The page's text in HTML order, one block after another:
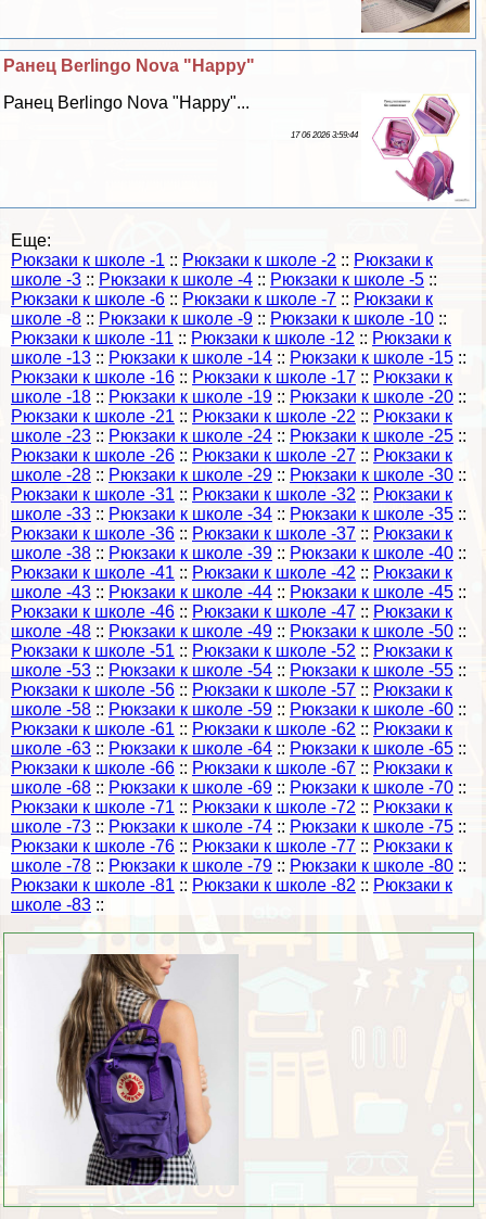
Ранец Berlingo Nova "Happy"
Ранец Berlingo Nova "Happy"...
17 06 2026 3:59:44
Еще:
Рюкзаки к школе -1 :: Рюкзаки к школе -2 :: Рюкзаки к
школе -3 :: Рюкзаки к школе -4 :: Рюкзаки к школе -5 ::
Рюкзаки к школе -6 :: Рюкзаки к школе -7 :: Рюкзаки к
школе -8 :: Рюкзаки к школе -9 :: Рюкзаки к школе -10 ::
Рюкзаки к школе -11 :: Рюкзаки к школе -12 :: Рюкзаки к
школе -13 :: Рюкзаки к школе -14 :: Рюкзаки к школе -15 ::
Рюкзаки к школе -16 :: Рюкзаки к школе -17 :: Рюкзаки к
школе -18 :: Рюкзаки к школе -19 :: Рюкзаки к школе -20 ::
Рюкзаки к школе -21 :: Рюкзаки к школе -22 :: Рюкзаки к
школе -23 :: Рюкзаки к школе -24 :: Рюкзаки к школе -25 ::
Рюкзаки к школе -26 :: Рюкзаки к школе -27 :: Рюкзаки к
школе -28 :: Рюкзаки к школе -29 :: Рюкзаки к школе -30 ::
Рюкзаки к школе -31 :: Рюкзаки к школе -32 :: Рюкзаки к
школе -33 :: Рюкзаки к школе -34 :: Рюкзаки к школе -35 ::
Рюкзаки к школе -36 :: Рюкзаки к школе -37 :: Рюкзаки к
школе -38 :: Рюкзаки к школе -39 :: Рюкзаки к школе -40 ::
Рюкзаки к школе -41 :: Рюкзаки к школе -42 :: Рюкзаки к
школе -43 :: Рюкзаки к школе -44 :: Рюкзаки к школе -45 ::
Рюкзаки к школе -46 :: Рюкзаки к школе -47 :: Рюкзаки к
школе -48 :: Рюкзаки к школе -49 :: Рюкзаки к школе -50 ::
Рюкзаки к школе -51 :: Рюкзаки к школе -52 :: Рюкзаки к
школе -53 :: Рюкзаки к школе -54 :: Рюкзаки к школе -55 ::
Рюкзаки к школе -56 :: Рюкзаки к школе -57 :: Рюкзаки к
школе -58 :: Рюкзаки к школе -59 :: Рюкзаки к школе -60 ::
Рюкзаки к школе -61 :: Рюкзаки к школе -62 :: Рюкзаки к
школе -63 :: Рюкзаки к школе -64 :: Рюкзаки к школе -65 ::
Рюкзаки к школе -66 :: Рюкзаки к школе -67 :: Рюкзаки к
школе -68 :: Рюкзаки к школе -69 :: Рюкзаки к школе -70 ::
Рюкзаки к школе -71 :: Рюкзаки к школе -72 :: Рюкзаки к
школе -73 :: Рюкзаки к школе -74 :: Рюкзаки к школе -75 ::
Рюкзаки к школе -76 :: Рюкзаки к школе -77 :: Рюкзаки к
школе -78 :: Рюкзаки к школе -79 :: Рюкзаки к школе -80 ::
Рюкзаки к школе -81 :: Рюкзаки к школе -82 :: Рюкзаки к
школе -83 ::